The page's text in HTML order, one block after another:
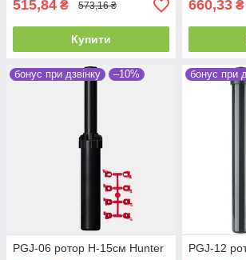
515,84 ₴ 573,16 ₴
Купити
660,33 ₴
бонус при дзвінку –10%
PGJ-06 ротор H-15см Hunter
бонус при
PGJ-12